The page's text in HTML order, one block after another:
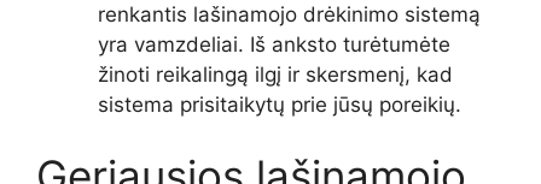
renkantis lašinamojo drėkinimo sistemą
yra vamzdeliai. Iš anksto turėtumėte
žinoti reikalingą ilgį ir skersmenį, kad
sistema prisitaikytų prie jūsų poreikių.